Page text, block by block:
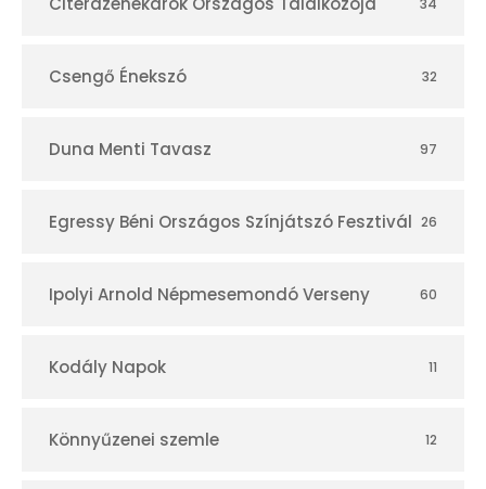
Csengő Énekszó 32
Duna Menti Tavasz 97
Egressy Béni Országos Színjátszó Fesztivál 26
Ipolyi Arnold Népmesemondó Verseny 60
Kodály Napok 11
Könnyűzenei szemle 12